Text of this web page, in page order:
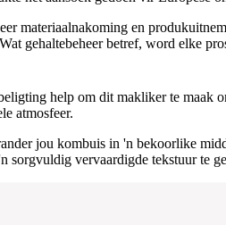
materiaalnakoming en
gehaltebeheer betref, word elke
help om dit makliker te maak
atmosfeer.
jou kombuis in 'n bekoorlike
sorgvuldig vervaardigde tekstuur te